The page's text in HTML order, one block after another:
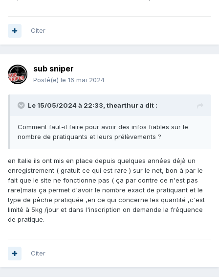
Citer
sub sniper
Posté(e) le 16 mai 2024
Le 15/05/2024 à 22:33, thearthura dit :
Comment faut-il faire pour avoir des infos fiables sur le
nombre de pratiquants et leurs prélèvements ?
en Italie ils ont mis en place depuis quelques années déjà un
enregistrement ( gratuit ce qui est rare ) sur le net, bon à par le
fait que le site ne fonctionne pas ( ça par contre ce n'est pas
rare)mais ça permet d'avoir le nombre exact de pratiquant et le
type de pêche pratiquée ,en ce qui concerne les quantité ,c'est
limité à 5kg /jour et dans l'inscription on demande la fréquence
de pratique.
Citer